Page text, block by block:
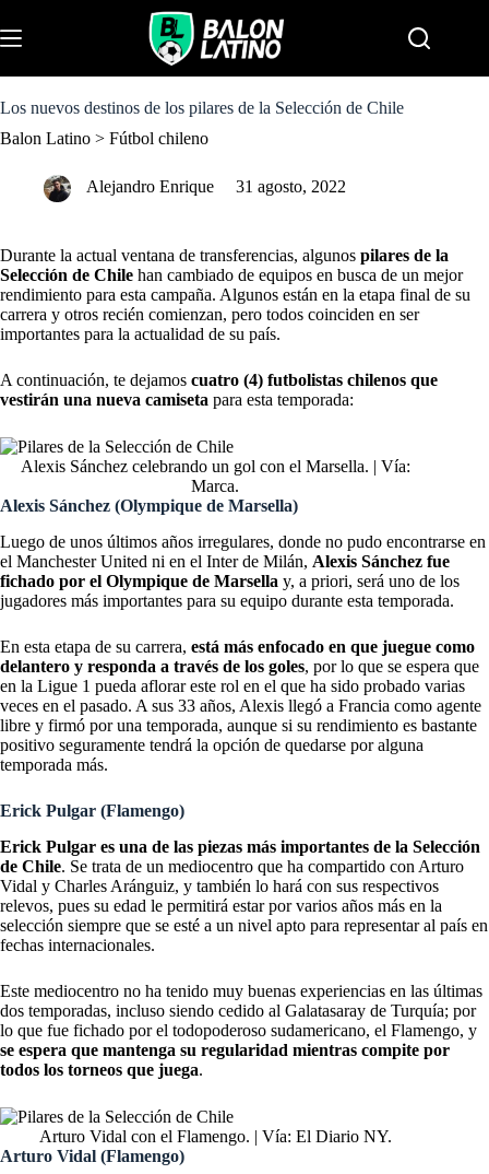
k
i
o
o
Los nuevos destinos de los pilares de la Selección de Chile
Balon Latino > Fútbol chileno
Alejandro Enrique 31 agosto, 2022
Durante la actual ventana de transferencias, algunos pilares de la
Selección de Chile han cambiado de equipos en busca de un mejor
rendimiento para esta campaña. Algunos están en la etapa final de su
carrera y otros recién comienzan, pero todos coinciden en ser
importantes para la actualidad de su país.
A continuación, te dejamos cuatro (4) futbolistas chilenos que
vestirán una nueva camiseta para esta temporada:
Alexis Sánchez celebrando un gol con el Marsella. | Vía:
Marca.
Alexis Sánchez (Olympique de Marsella)
Luego de unos últimos años irregulares, donde no pudo encontrarse en
el Manchester United ni en el Inter de Milán, Alexis Sánchez fue
fichado por el Olympique de Marsella y, a priori, será uno de los
jugadores más importantes para su equipo durante esta temporada.
En esta etapa de su carrera, está más enfocado en que juegue como
delantero y responda a través de los goles, por lo que se espera que
en la Ligue 1 pueda aflorar este rol en el que ha sido probado varias
veces en el pasado. A sus 33 años, Alexis llegó a Francia como agente
libre y firmó por una temporada, aunque si su rendimiento es bastante
positivo seguramente tendrá la opción de quedarse por alguna
temporada más.
Erick Pulgar (Flamengo)
Erick Pulgar es una de las piezas más importantes de la Selección
de Chile. Se trata de un mediocentro que ha compartido con Arturo
Vidal y Charles Aránguiz, y también lo hará con sus respectivos
relevos, pues su edad le permitirá estar por varios años más en la
selección siempre que se esté a un nivel apto para representar al país en
fechas internacionales.
Este mediocentro no ha tenido muy buenas experiencias en las últimas
dos temporadas, incluso siendo cedido al Galatasaray de Turquía; por
lo que fue fichado por el todopoderoso sudamericano, el Flamengo, y
se espera que mantenga su regularidad mientras compite por
todos los torneos que juega.
Arturo Vidal con el Flamengo. | Vía: El Diario NY.
Arturo Vidal (Flamengo)